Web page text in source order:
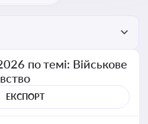
по темі: Військове
ЕКСПОРТ